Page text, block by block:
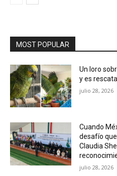
MOST POPULAR
Un loro
y es
julio 28, 2026
Cuando
desafío
Claudia
julio 28, 2026